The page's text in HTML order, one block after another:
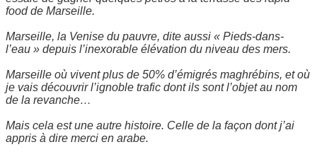
food de Marseille.
Marseille, la Venise du pauvre, dite aussi « Pieds-dans-
l’eau » depuis l’inexorable élévation du niveau des mers.
Marseille où vivent plus de 50% d’émigrés maghrébins, et où
je vais découvrir l’ignoble trafic dont ils sont l’objet au nom
de la revanche…
Mais cela est une autre histoire. Celle de la façon dont j’ai
appris à dire merci en arabe.